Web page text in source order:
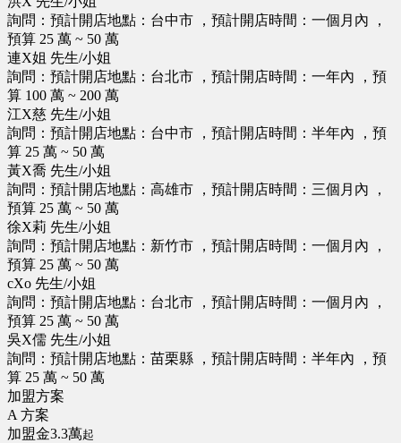
詢問：預計開店地點：台中市 ，預計開店時間：一個月內 ，
預算 25 萬 ~ 50 萬
連X姐 先生/小姐
詢問：預計開店地點：台北市 ，預計開店時間：一年內 ，預
算 100 萬 ~ 200 萬
江X慈 先生/小姐
詢問：預計開店地點：台中市 ，預計開店時間：半年內 ，預
算 25 萬 ~ 50 萬
黃X喬 先生/小姐
詢問：預計開店地點：高雄市 ，預計開店時間：三個月內 ，
預算 25 萬 ~ 50 萬
徐X莉 先生/小姐
詢問：預計開店地點：新竹市 ，預計開店時間：一個月內 ，
預算 25 萬 ~ 50 萬
cXo 先生/小姐
詢問：預計開店地點：台北市 ，預計開店時間：一個月內 ，
預算 25 萬 ~ 50 萬
吳X儒 先生/小姐
詢問：預計開店地點：苗栗縣 ，預計開店時間：半年內 ，預
算 25 萬 ~ 50 萬
加盟方案
A 方案
加盟金3.3萬起